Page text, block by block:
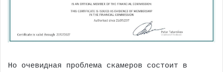
Но очевидная проблема скамеров состоит в